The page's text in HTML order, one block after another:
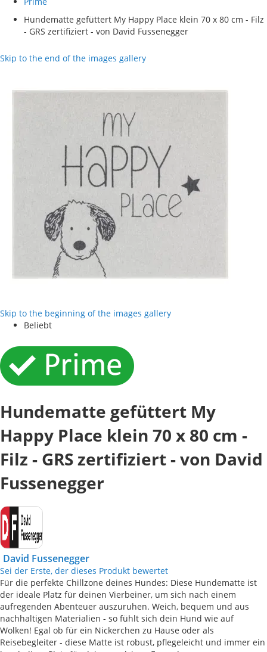
Hundematte gefüttert My Happy Place klein 70 x 80 cm - Filz
- GRS zertifiziert - von David Fussenegger
Skip to the end of the images gallery
Skip to the beginning of the images gallery
Beliebt
Hundematte gefüttert My
Happy Place klein 70 x 80 cm -
Filz - GRS zertifiziert - von David
Fussenegger
David Fussenegger
Sei der Erste, der dieses Produkt bewertet
Für die perfekte Chillzone deines Hundes: Diese Hundematte ist
der ideale Platz für deinen Vierbeiner, um sich nach einem
aufregenden Abenteuer auszuruhen. Weich, bequem und aus
nachhaltigen Materialien - so fühlt sich dein Hund wie auf
Wolken! Egal ob für ein Nickerchen zu Hause oder als
Reisebegleiter - diese Matte ist robust, pflegeleicht und immer ein